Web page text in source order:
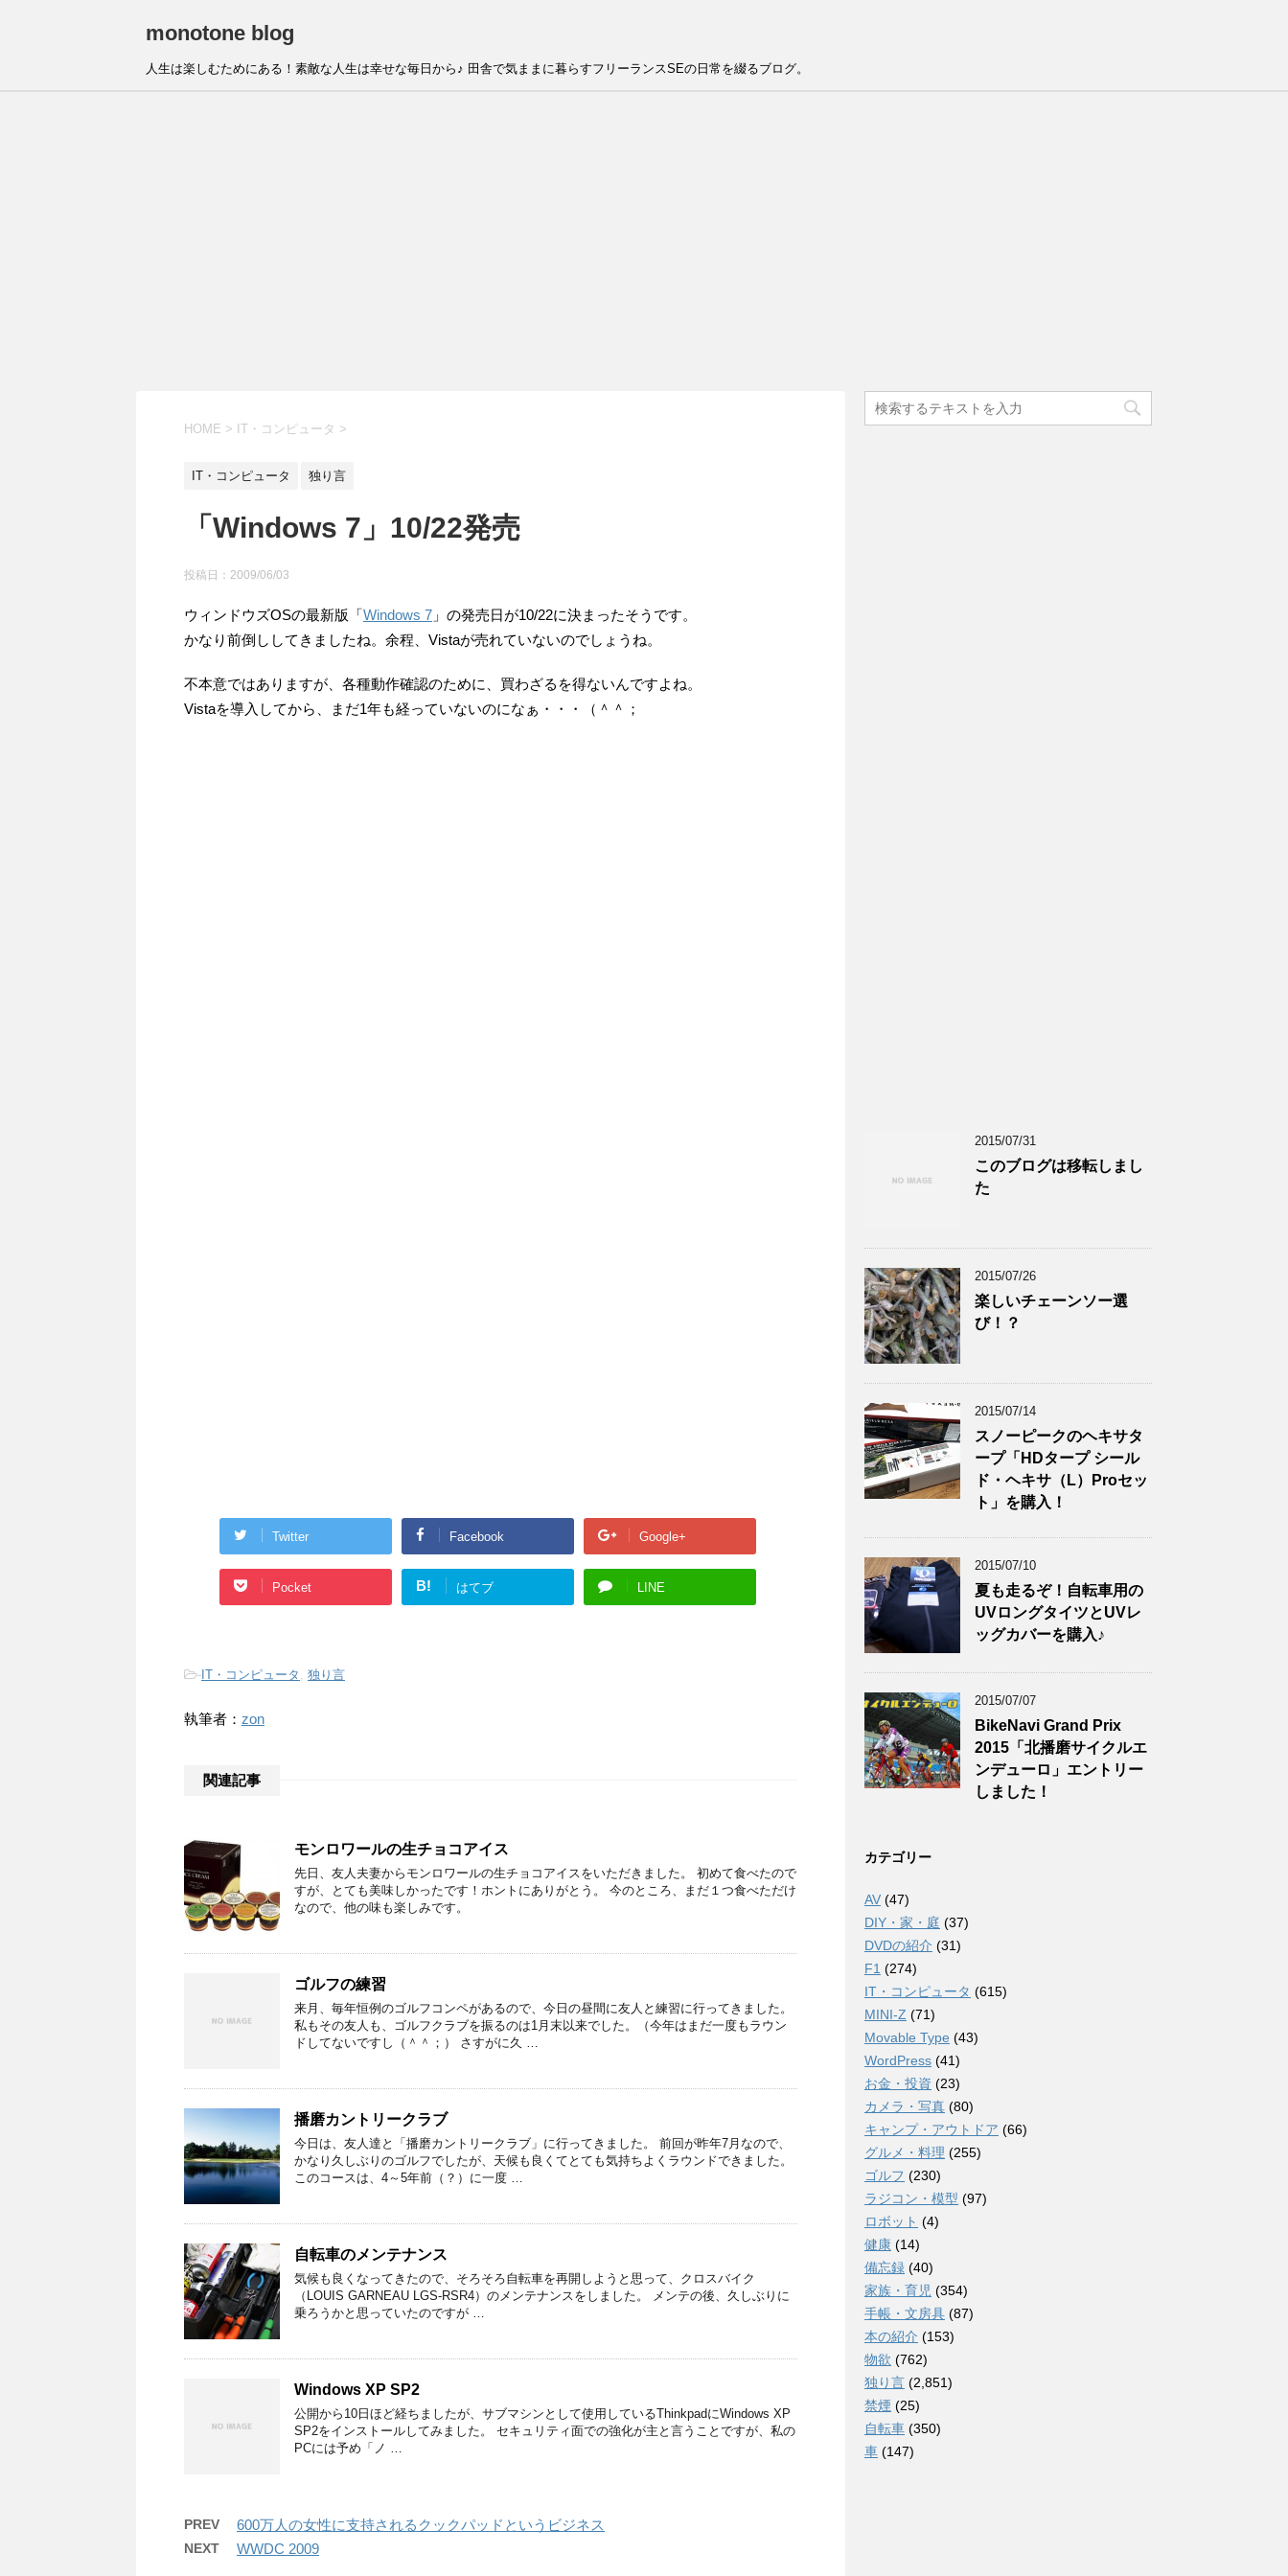
monotone blog
人生は楽しむためにある！素敵な人生は幸せな毎日から♪ 田舎で気ままに暮らすフリーランスSEの日常を綴るブログ。
HOME > IT・コンピュータ >
IT・コンピュータ 独り言
「Windows 7」10/22発売
投稿日： 2009/06/03
ウィンドウズOSの最新版「Windows 7 」の発売日が10/22に決まったそうです。
かなり前倒ししてきましたね。余程、Vistaが売れていないのでしょうね。
不本意ではありますが、各種動作確認のために、買わざるを得ないんですよね。
Vistaを導入してから、まだ1年も経っていないのになぁ・・・（＾＾；
Twitter Facebook Google+
Pocket B! はてブ LINE
- IT・コンピュータ , 独り言
執筆者： zon
関連記事
モンロワールの生チョコアイス
先日、友人夫妻からモンロワールの生チョコアイスをいただきました。 初めて食べたので
すが、とても美味しかったです！ホントにありがとう。 今のところ、まだ１つ食べただけ
なので、他の味も楽しみです。
ゴルフの練習
来月、毎年恒例のゴルフコンペがあるので、今日の昼間に友人と練習に行ってきました。
私もその友人も、ゴルフクラブを振るのは1月末以来でした。（今年はまだ一度もラウン
ドしてないですし（＾＾；） さすがに久 …
播磨カントリークラブ
今日は、友人達と「播磨カントリークラブ」に行ってきました。 前回が昨年7月なので、
かなり久しぶりのゴルフでしたが、天候も良くてとても気持ちよくラウンドできました。
このコースは、4～5年前（？）に一度 …
自転車のメンテナンス
気候も良くなってきたので、そろそろ自転車を再開しようと思って、クロスバイク
（LOUIS GARNEAU LGS-RSR4）のメンテナンスをしました。 メンテの後、久しぶりに
乗ろうかと思っていたのですが …
Windows XP SP2
公開から10日ほど経ちましたが、サブマシンとして使用しているThinkpadにWindows XP
SP2をインストールしてみました。 セキュリティ面での強化が主と言うことですが、私の
PCには予め「ノ …
PREV 600万人の女性に支持されるクックパッドというビジネス
NEXT WWDC 2009
2015/07/31
このブログは移転しまし
た
2015/07/26
楽しいチェーンソー選
び！？
2015/07/14
スノーピークのヘキサタ
ープ「HDタープ シール
ド・ヘキサ（L）Proセッ
ト」を購入！
2015/07/10
夏も走るぞ！自転車用の
UVロングタイツとUVレ
ッグカバーを購入♪
2015/07/07
BikeNavi Grand Prix
2015「北播磨サイクルエ
ンデューロ」エントリー
しました！
カテゴリー
AV (47)
DIY・家・庭 (37)
DVDの紹介 (31)
F1 (274)
IT・コンピュータ (615)
MINI-Z (71)
Movable Type (43)
WordPress (41)
お金・投資 (23)
カメラ・写真 (80)
キャンプ・アウトドア (66)
グルメ・料理 (255)
ゴルフ (230)
ラジコン・模型 (97)
ロボット (4)
健康 (14)
備忘録 (40)
家族・育児 (354)
手帳・文房具 (87)
本の紹介 (153)
物欲 (762)
独り言 (2,851)
禁煙 (25)
自転車 (350)
車 (147)